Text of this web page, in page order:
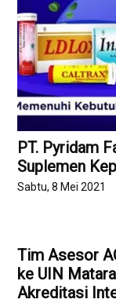
PT. Pyridam
Suplemen
Sabtu, 8 Mei 2021
Tim Asesor
ke UIN
Akreditasi